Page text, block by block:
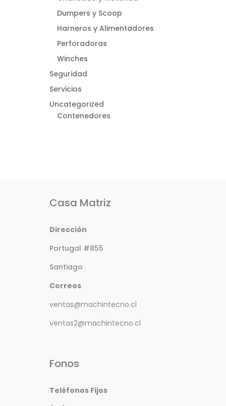
Dumpers y Scoop
Harneros y Alimentadores
Perforadoras
Winches
Seguridad
Servicios
Uncategorized
Contenedores
Casa Matriz
Dirección
Portugal #855
Santiago
Correos
ventas@machintecno.cl
ventas2@machintecno.cl
Fonos
Teléfonos Fijos